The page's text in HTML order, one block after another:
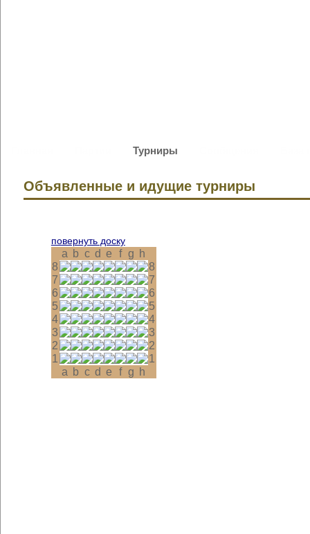
Турниры
Объявленные и идущие турниры
повернуть доску
a b c d e f g h
8
8
7
7
6
6
5
5
4
4
3
3
2
2
1
1
a b c d e f g h